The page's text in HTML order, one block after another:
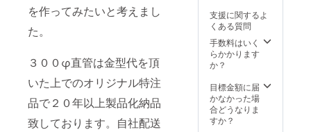
を作ってみたいと考えまし
た。
３００φ直管は金型代を頂
いた上でのオリジナル特注
品で２０年以上製品化納品
致しております。自社配送
支援に関するよ
くある質問
手数料はいく
らかかります
か？
目標金額に届
かなかった場
合どうなりま
すか？